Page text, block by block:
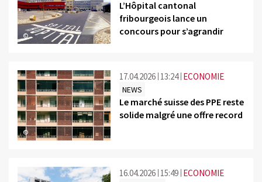
©
L’Hôpital cantonal
fribourgeois lance un
concours pour s’agrandir
©
17.04.2026 13:24 ECONOMIE
NEWS
Le marché suisse des PPE reste
solide malgré une offre record
16.04.2026 15:49 ECONOMIE